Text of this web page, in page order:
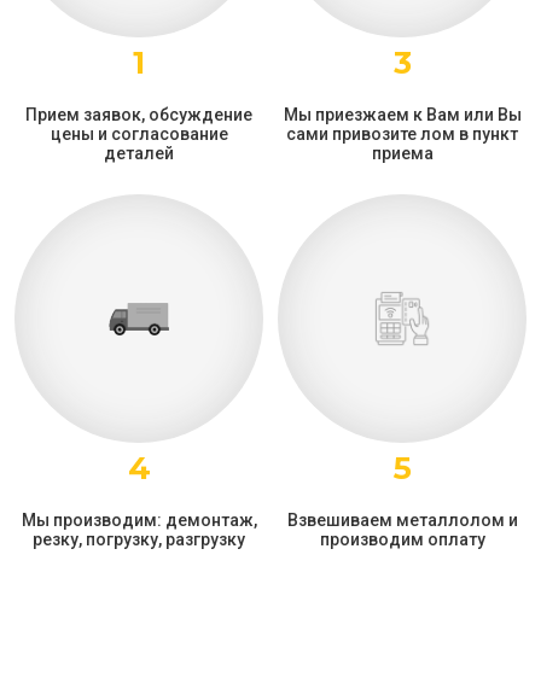
1
Прием заявок, обсуждение
цены и согласование
деталей
3
Мы приезжаем к Вам или Вы
сами привозите лом в пункт
приема
4
Мы производим: демонтаж,
резку, погрузку, разгрузку
5
Взвешиваем металлолом и
производим оплату